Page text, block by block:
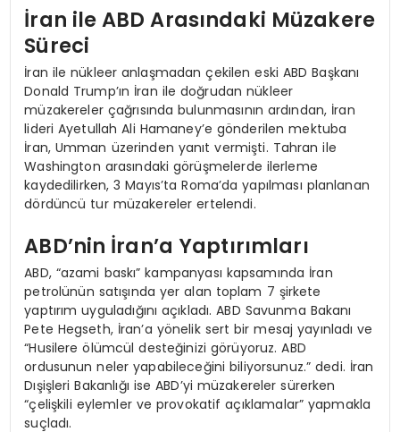
İran ile ABD Arasındaki Müzakere
Süreci
İran ile nükleer anlaşmadan çekilen eski ABD Başkanı
Donald Trump’ın İran ile doğrudan nükleer
müzakereler çağrısında bulunmasının ardından, İran
lideri Ayetullah Ali Hamaney’e gönderilen mektuba
İran, Umman üzerinden yanıt vermişti. Tahran ile
Washington arasındaki görüşmelerde ilerleme
kaydedilirken, 3 Mayıs’ta Roma’da yapılması planlanan
dördüncü tur müzakereler ertelendi.
ABD’nin İran’a Yaptırımları
ABD, “azami baskı” kampanyası kapsamında İran
petrolünün satışında yer alan toplam 7 şirkete
yaptırım uyguladığını açıkladı. ABD Savunma Bakanı
Pete Hegseth, İran’a yönelik sert bir mesaj yayınladı ve
“Husilere ölümcül desteğinizi görüyoruz. ABD
ordusunun neler yapabileceğini biliyorsunuz.” dedi. İran
Dışişleri Bakanlığı ise ABD’yi müzakereler sürerken
“çelişkili eylemler ve provokatif açıklamalar” yapmakla
suçladı.